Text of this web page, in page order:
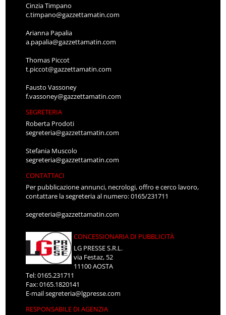
Cinzia Timpano
c.timpano@gazzettamatin.com
Arianna Papalia
a.papalia@gazzettamatin.com
Thomas Piccot
t.piccot@gazzettamatin.com
Fausto Vassoney
f.vassoney@gazzettamatin.com
SEGRETERIA
Roberta Prodoti
segreteria@gazzettamatin.com
Stefania Muscolo
segreteria@gazzettamatin.com
CONTATTACI
Per pubblicazione annunci, necrologi, offro e cerco lavoro,
contattare la segreteria al numero: 0165/231711
segreteria@gazzettamatin.com
CONCESSIONARIA DI PUBBLICITÀ
LG PRESSE S.R.L.
via Festaz, 52
11100 AOSTA
Tel: 0165.231711
Fax: 0165.1820141
E-mailsegreteria@lgpresse.com
RESPONSABILE DI AGENZIA